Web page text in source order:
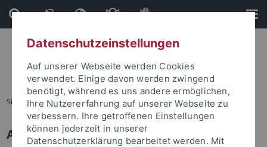
Direkt
zum
Inhalt
Direkt
zur
Fußleiste
Sie sind hier: Startseite
Anmelden
Datenschutzeinstellungen
Auf unserer Webseite werden Cookies
verwendet. Einige davon werden zwingend
benötigt, während es uns andere ermöglichen,
Ihre Nutzererfahrung auf unserer Webseite zu
verbessern. Ihre getroffenen Einstellungen
können jederzeit in unserer
Datenschutzerklärung bearbeitet werden. Mit